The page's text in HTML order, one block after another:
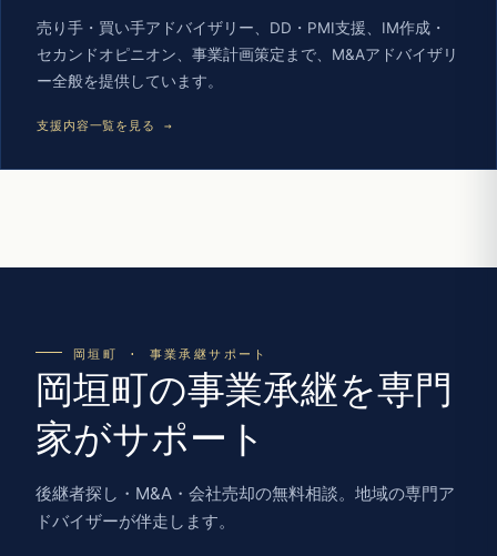
売り手・買い手アドバイザリー、DD・PMI支援、IM作成・
セカンドオピニオン、事業計画策定まで、M&Aアドバイザリ
ー全般を提供しています。
支援内容一覧を見る →
岡垣町 · 事業承継サポート
岡垣町の事業承継を専門
家がサポート
後継者探し・M&A・会社売却の無料相談。地域の専門ア
ドバイザーが伴走します。